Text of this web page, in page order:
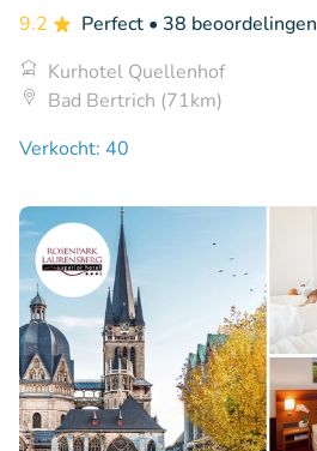
9.2 Perfect • 38 beoordelingen
Kurhotel Quellenhof
Bad Bertrich (71km)
Verkocht: 40